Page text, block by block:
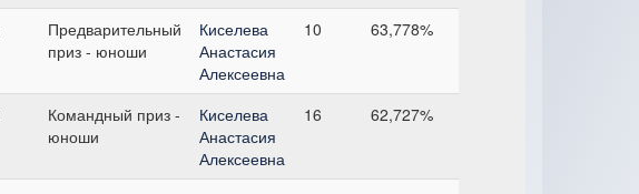
Предварительный
приз - юноши
Киселева
Анастасия
Алексеевна
10 63,778%
Командный приз -
юноши
Киселева
Анастасия
Алексеевна
16 62,727%